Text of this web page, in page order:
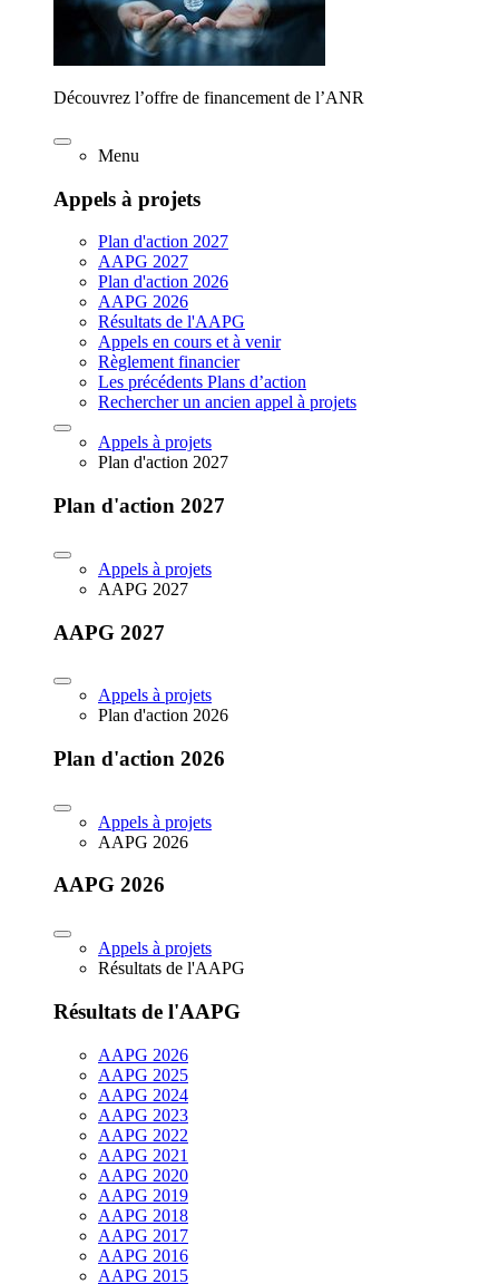
Découvrez l’offre de financement de l’ANR
Menu
Appels à projets
Plan d'action 2027
AAPG 2027
Plan d'action 2026
AAPG 2026
Résultats de l'AAPG
Appels en cours et à venir
Règlement financier
Les précédents Plans d’action
Rechercher un ancien appel à projets
Appels à projets
Plan d'action 2027
Plan d'action 2027
Appels à projets
AAPG 2027
AAPG 2027
Appels à projets
Plan d'action 2026
Plan d'action 2026
Appels à projets
AAPG 2026
AAPG 2026
Appels à projets
Résultats de l'AAPG
Résultats de l'AAPG
AAPG 2026
AAPG 2025
AAPG 2024
AAPG 2023
AAPG 2022
AAPG 2021
AAPG 2020
AAPG 2019
AAPG 2018
AAPG 2017
AAPG 2016
AAPG 2015